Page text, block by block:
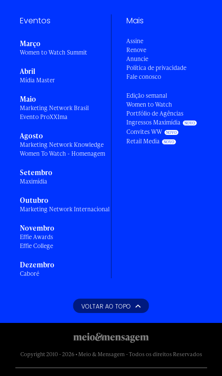
Eventos
Março
Women to Watch Summit
Abril
Mídia Master
Maio
Marketing Network Brasil
Evento ProXXIma
Agosto
Marketing Network Knowledge
Women To Watch - Homenagem
Setembro
Maximídia
Outubro
Marketing Network Internacional
Novembro
Effie Awards
Effie College
Dezembro
Caboré
Mais
Assine
Renove
Anuncie
Política de privacidade
Fale conosco
Edição semanal
Women to Watch
Portfólio de Agências
Ingressos Maximídia
Convites WW
Retail Media
VOLTAR AO TOPO
Copyright 2010 - 2026 • Meio & Mensagem - Todos os direitos Reservados